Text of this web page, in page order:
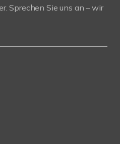
Sprechen Sie uns an – wir